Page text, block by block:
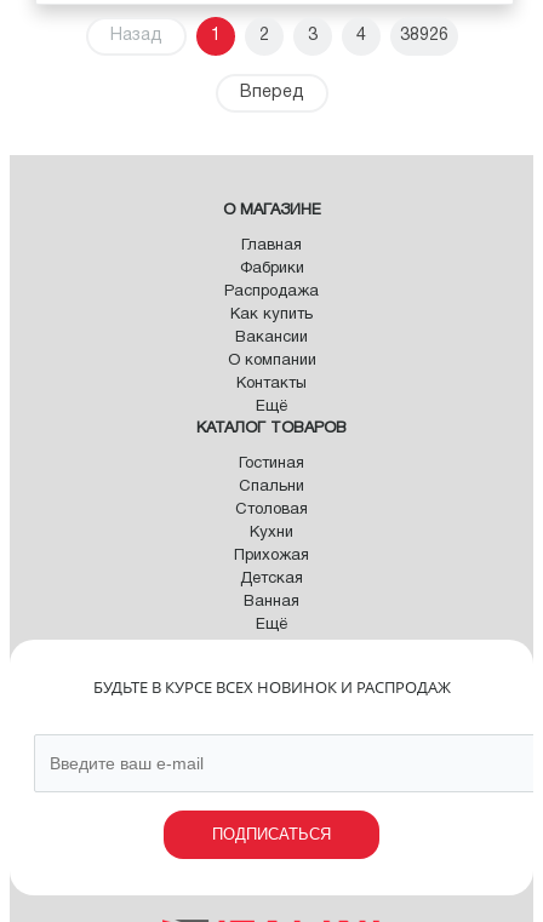
Назад 1 2 3 4 38926
Вперед
О МАГАЗИНЕ
Главная
Фабрики
Распродажа
Как купить
Вакансии
О компании
Контакты
Ещё
КАТАЛОГ ТОВАРОВ
Гостиная
Спальни
Столовая
Кухни
Прихожая
Детская
Ванная
Ещё
БУДЬТЕ В КУРСЕ ВСЕХ НОВИНОК И РАСПРОДАЖ
ПОДПИСАТЬСЯ